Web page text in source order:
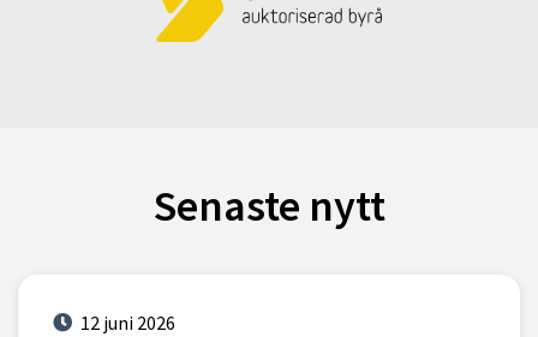
Senaste nytt
12 juni 2026